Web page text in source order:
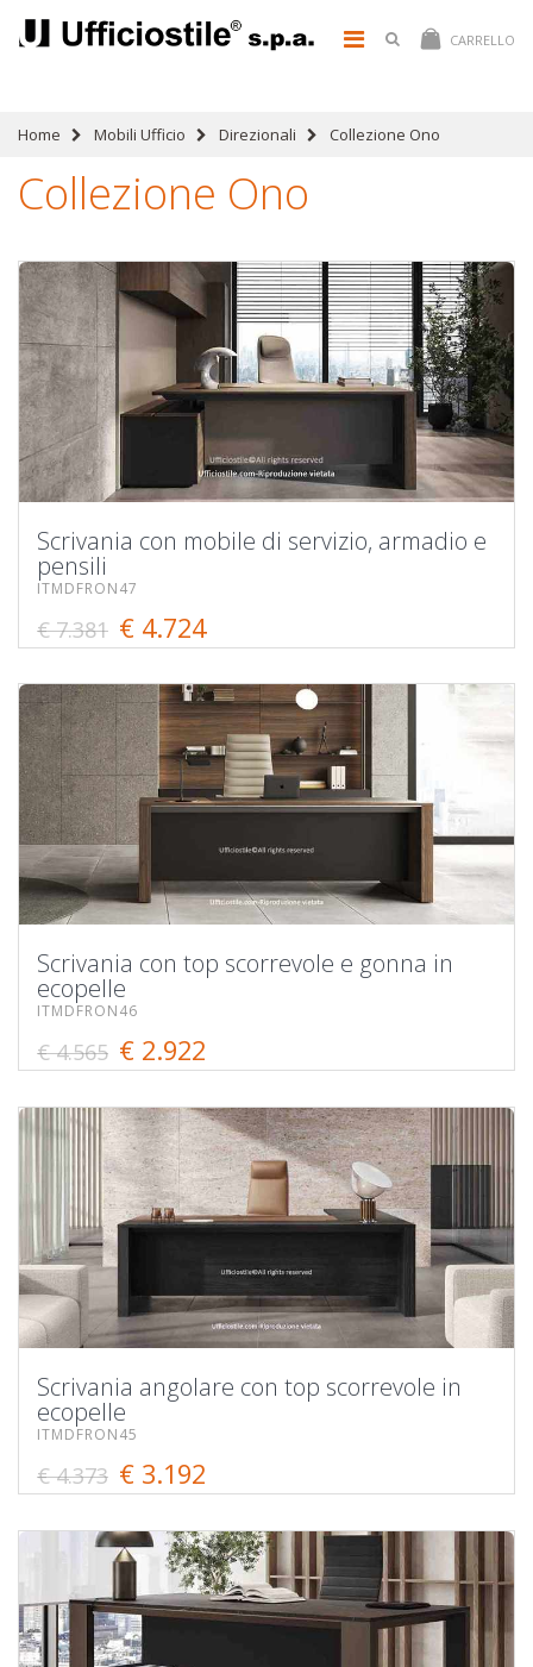
CARRELLO
Home Mobili Ufficio Direzionali Collezione Ono
Collezione Ono
Scrivania con mobile di servizio, armadio e
pensili
ITMDFRON47
€ 7.381 € 4.724
Scrivania con top scorrevole e gonna in
ecopelle
ITMDFRON46
€ 4.565 € 2.922
Scrivania angolare con top scorrevole in
ecopelle
ITMDFRON45
€ 4.373 € 3.192